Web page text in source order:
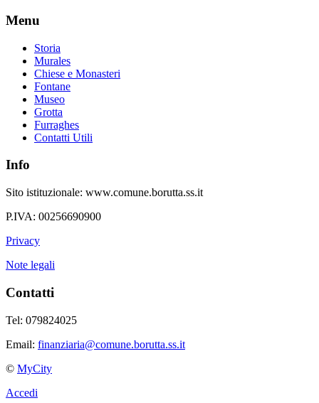
Menu
Storia
Murales
Chiese e Monasteri
Fontane
Museo
Grotta
Furraghes
Contatti Utili
Info
Sito istituzionale: www.comune.borutta.ss.it
P.IVA: 00256690900
Privacy
Note legali
Contatti
Tel: 079824025
Email: finanziaria@comune.borutta.ss.it
© MyCity
Accedi